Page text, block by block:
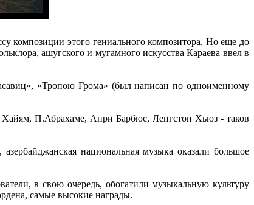
композиции этого гениального композитора. Но еще до
ашугского и мугамного искусства Караева ввел в
«Тропою Грома» (был написан по одноименному
П.Абрахаме, Анри Барбюс, Ленгстон Хьюз - таков
национальная музыка оказали большое
в свою очередь, обогатили музыкальную культуру
самые высокие награды.